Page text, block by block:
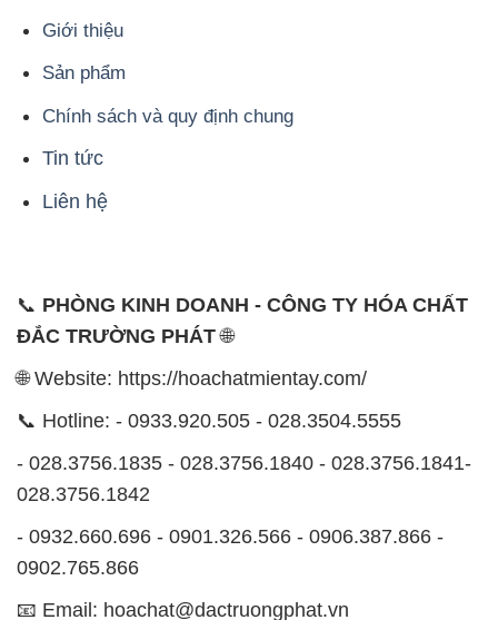
Giới thiệu
Sản phẩm
Chính sách và quy định chung
Tin tức
Liên hệ
📞 PHÒNG KINH DOANH - CÔNG TY HÓA CHẤT
ĐẮC TRƯỜNG PHÁT🌐
🌐 Website: https://hoachatmientay.com/
📞 Hotline: - 0933.920.505 - 028.3504.5555
- 028.3756.1835 - 028.3756.1840 - 028.3756.1841-
028.3756.1842
- 0932.660.696 - 0901.326.566 - 0906.387.866 -
0902.765.866
📧 Email: hoachat@dactruongphat.vn